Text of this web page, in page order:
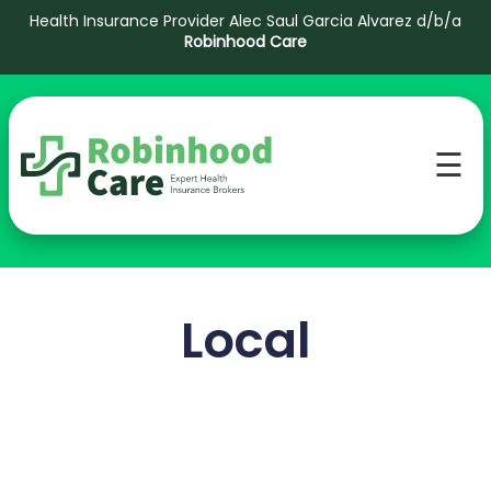
Health Insurance Provider Alec Saul Garcia Alvarez d/b/a
Robinhood Care
☰
Local